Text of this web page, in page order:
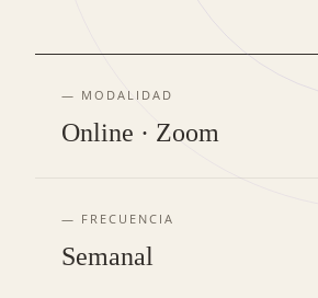
— MODALIDAD
Online · Zoom
— FRECUENCIA
Semanal